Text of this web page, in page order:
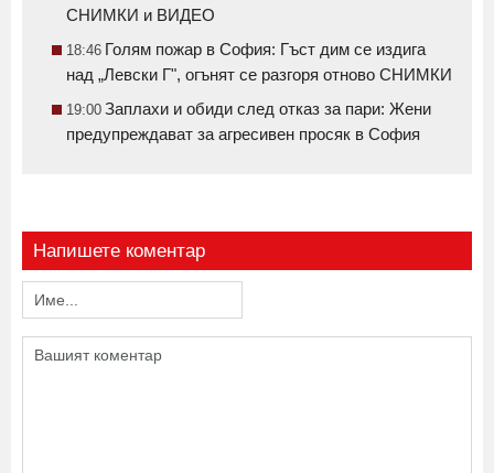
СНИМКИ и ВИДЕО
18:46 Голям пожар в София: Гъст дим се издига
над „Левски Г", огънят се разгоря отново СНИМКИ
19:00 Заплахи и обиди след отказ за пари: Жени
предупреждават за агресивен просяк в София
Напишете коментар